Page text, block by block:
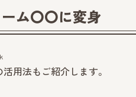
ム〇〇に変身
用法もご紹介します。